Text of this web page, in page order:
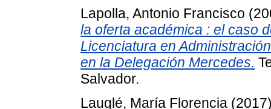
Lapolla, Antonio Francisco
la oferta académica : el caso
Licenciatura en
en la Delegación Mercedes.
Salvador.
Lauglé, María Florencia